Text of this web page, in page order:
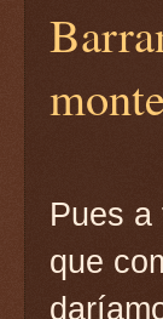
Pues
que